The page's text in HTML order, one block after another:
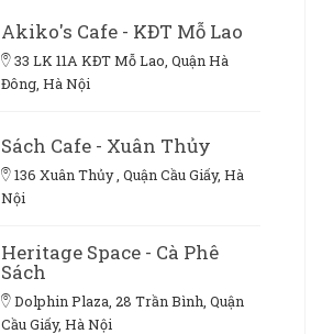
Akiko's Cafe - KĐT Mỗ Lao
33 LK 11A KĐT Mỗ Lao, Quận Hà
Đông, Hà Nội
Sách Cafe - Xuân Thủy
136 Xuân Thủy , Quận Cầu Giấy, Hà
Nội
Heritage Space - Cà Phê
Sách
Dolphin Plaza, 28 Trần Bình, Quận
Cầu Giấy, Hà Nội